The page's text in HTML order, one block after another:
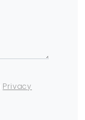
Privacy